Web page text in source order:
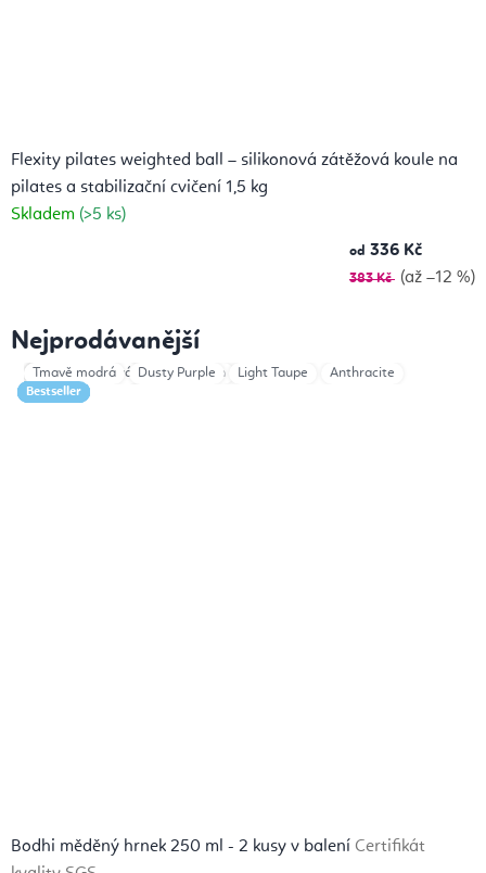
Flexity pilates weighted ball – silikonová zátěžová koule na
pilates a stabilizační cvičení 1,5 kg
Skladem (>5 ks)
od 336 Kč
383 Kč (až –12 %)
Nejprodávanější
Bestseller
Bodhi měděný hrnek 250 ml - 2 kusy v balení Certifikát
Květ života
Bestseller
Bestseller
Černá růžová Sage Green Ivory 1kg
Bestseller
Bestseller
Bestseller
Bestseller
Tmavě modrá Dusty Purple Light Taupe Anthracite
Bestseller